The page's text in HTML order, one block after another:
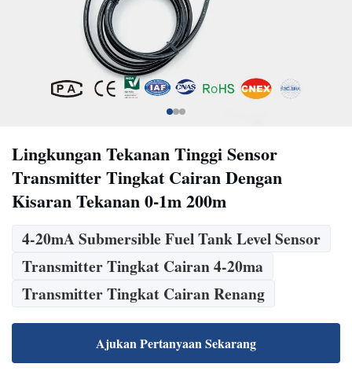
Lingkungan Tekanan Tinggi Sensor
Transmitter Tingkat Cairan Dengan
Kisaran Tekanan 0-1m 200m
4-20mA Submersible Fuel Tank Level Sensor
Transmitter Tingkat Cairan 4-20ma
Transmitter Tingkat Cairan Renang
Ajukan Pertanyaan Sekarang